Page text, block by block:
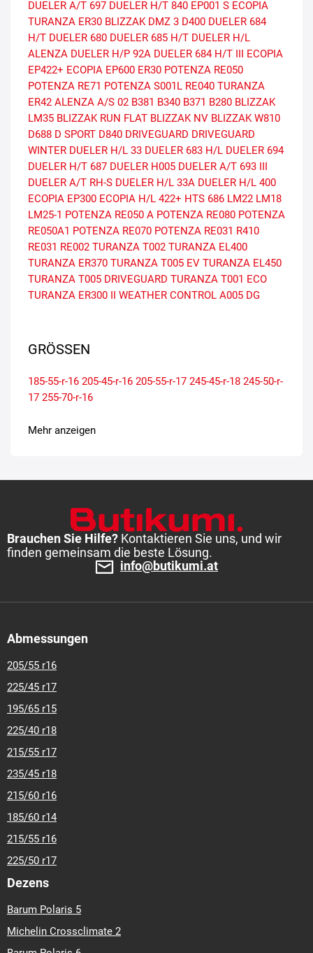
DUELER A/T 697 DUELER H/T 840 EP001 S ECOPIA
TURANZA ER30 BLIZZAK DMZ 3 D400 DUELER 684
H/T DUELER 680 DUELER 685 H/T DUELER H/L
ALENZA DUELER H/P 92A DUELER 684 H/T III ECOPIA
EP422+ ECOPIA EP600 ER30 POTENZA RE050
POTENZA RE71 POTENZA S001L RE040 TURANZA
ER42 ALENZA A/S 02 B381 B340 B371 B280 BLIZZAK
LM35 BLIZZAK RUN FLAT BLIZZAK NV BLIZZAK W810
D688 D SPORT D840 DRIVEGUARD DRIVEGUARD
WINTER DUELER H/L 33 DUELER 683 H/L DUELER 694
DUELER H/T 687 DUELER H005 DUELER A/T 693 III
DUELER A/T RH-S DUELER H/L 33A DUELER H/L 400
ECOPIA EP300 ECOPIA H/L 422+ HTS 686 LM22 LM18
LM25-1 POTENZA RE050 A POTENZA RE080 POTENZA
RE050A1 POTENZA RE070 POTENZA RE031 R410
RE031 RE002 TURANZA T002 TURANZA EL400
TURANZA ER370 TURANZA T005 EV TURANZA EL450
TURANZA T005 DRIVEGUARD TURANZA T001 ECO
TURANZA ER300 II WEATHER CONTROL A005 DG
GRÖSSEN
185-55-r-16 205-45-r-16 205-55-r-17 245-45-r-18 245-50-r-
17 255-70-r-16
Mehr anzeigen
Brauchen Sie Hilfe? Kontaktieren Sie uns, und wir
finden gemeinsam die beste Lösung.
info@butikumi.at
Abmessungen
205/55 r16
225/45 r17
195/65 r15
225/40 r18
215/55 r17
235/45 r18
215/60 r16
185/60 r14
215/55 r16
225/50 r17
Dezens
Barum Polaris 5
Michelin Crossclimate 2